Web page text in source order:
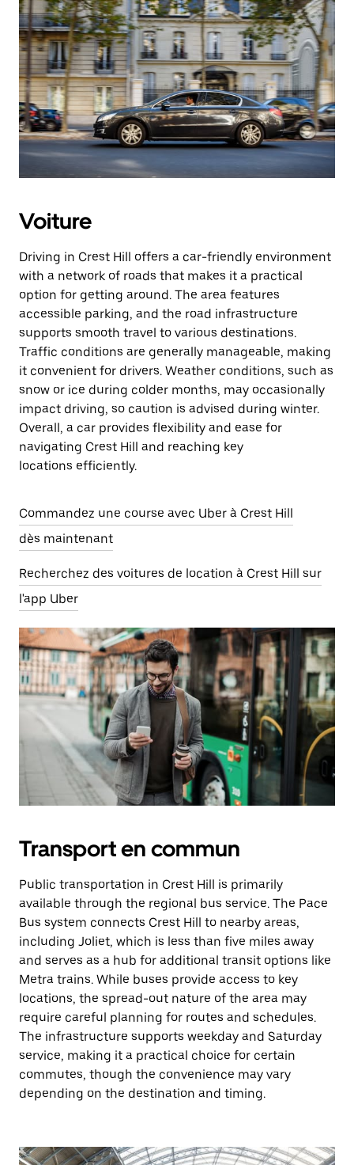
Voiture
Driving in Crest Hill offers a car-friendly environment
with a network of roads that makes it a practical
option for getting around. The area features
accessible parking, and the road infrastructure
supports smooth travel to various destinations.
Traffic conditions are generally manageable, making
it convenient for drivers. Weather conditions, such as
snow or ice during colder months, may occasionally
impact driving, so caution is advised during winter.
Overall, a car provides flexibility and ease for
navigating Crest Hill and reaching key
locations efficiently.
Commandez une course avec Uber à Crest Hill
dès maintenant
Recherchez des voitures de location à Crest Hill sur
l'app Uber
Transport en commun
Public transportation in Crest Hill is primarily
available through the regional bus service. The Pace
Bus system connects Crest Hill to nearby areas,
including Joliet, which is less than five miles away
and serves as a hub for additional transit options like
Metra trains. While buses provide access to key
locations, the spread-out nature of the area may
require careful planning for routes and schedules.
The infrastructure supports weekday and Saturday
service, making it a practical choice for certain
commutes, though the convenience may vary
depending on the destination and timing.